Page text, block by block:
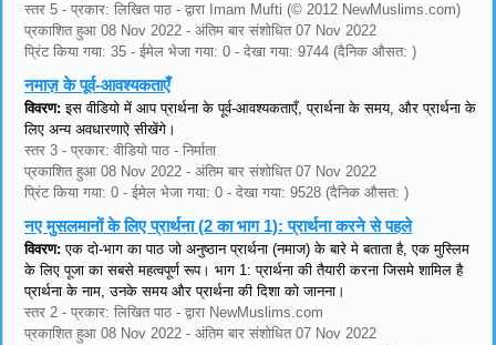
स्तर 5 - प्रकार: लिखित पाठ - द्वारा Imam Mufti (© 2012 NewMuslims.com)
प्रकाशित हुआ 08 Nov 2022 - अंतिम बार संशोधित 07 Nov 2022
प्रिंट किया गया: 35 - ईमेल भेजा गया: 0 - देखा गया: 9744 (दैनिक औसत: )
नमाज़ के पूर्व-आवश्यकताएँ
विवरण: इस वीडियो में आप प्रार्थना के पूर्व-आवश्यकताएँ, प्रार्थना के समय, और प्रार्थना के
लिए अन्य अवधारणाऐ सीखेंगे।
स्तर 3 - प्रकार: वीडियो पाठ - निर्माता
प्रकाशित हुआ 08 Nov 2022 - अंतिम बार संशोधित 07 Nov 2022
प्रिंट किया गया: 0 - ईमेल भेजा गया: 0 - देखा गया: 9528 (दैनिक औसत: )
नए मुसलमानों के लिए प्रार्थना (2 का भाग 1): प्रार्थना करने से पहले
विवरण: एक दो-भाग का पाठ जो अनुष्ठान प्रार्थना (नमाज) के बारे मे बताता है, एक मुस्लिम
के लिए पूजा का सबसे महत्वपूर्ण रूप। भाग 1: प्रार्थना की तैयारी करना जिसमे शामिल है
प्रार्थना के नाम, उनके समय और प्रार्थना की दिशा को जानना।
स्तर 2 - प्रकार: लिखित पाठ - द्वारा NewMuslims.com
प्रकाशित हुआ 08 Nov 2022 - अंतिम बार संशोधित 07 Nov 2022